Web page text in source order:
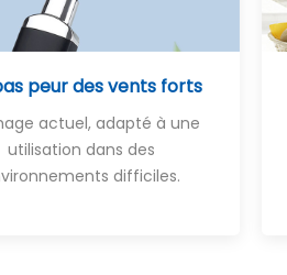
peur des vents forts
actuel, adapté à une
utilisation dans des
difficiles.